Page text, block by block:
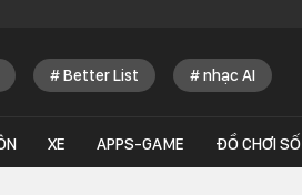
Better List nhạc AI
XE APPS-GAME ĐỒ CHƠI SỐ